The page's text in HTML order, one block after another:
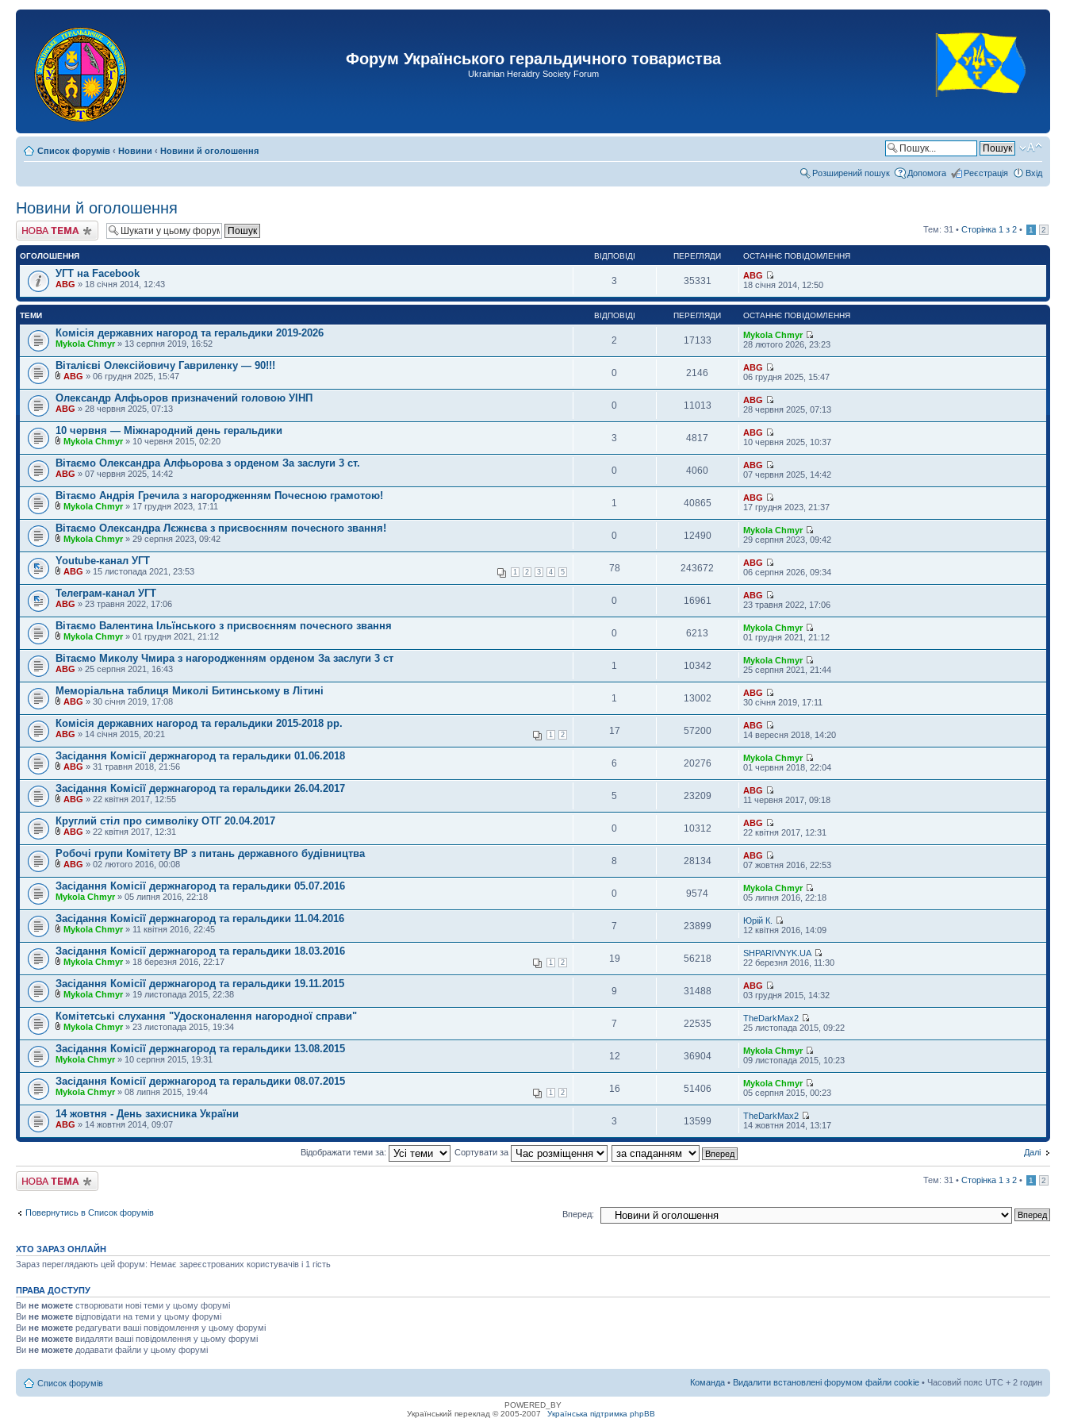
Форум Українського геральдичного товариства
Ukrainian Heraldry Society Forum
Список форумів ‹ Новини ‹ Новини й оголошення
Розширений пошук Допомога Реєстрація Вхід
Новини й оголошення
Створити нову тему Тем: 31 • Сторінка 1 з 2 • 1 2
ОГОЛОШЕННЯ ВІДПОВІДІ ПЕРЕГЛЯДИ ОСТАННЄ ПОВІДОМЛЕННЯ
УГТ на Facebook
ABG » 18 січня 2014, 12:43 3 35331
ABG
18 січня 2014, 12:50
ТЕМИ ВІДПОВІДІ ПЕРЕГЛЯДИ ОСТАННЄ ПОВІДОМЛЕННЯ
Комісія державних нагород та геральдики 2019-2026
Mykola Chmyr» 13 серпня 2019, 16:52 2 17133
Mykola Chmyr
28 лютого 2026, 23:23
Віталієві Олексійовичу Гавриленку — 90!!!
ABG » 06 грудня 2025, 15:47 0 2146
ABG
06 грудня 2025, 15:47
Олександр Алфьоров призначений головою УІНП
ABG » 28 червня 2025, 07:13 0 11013
ABG
28 червня 2025, 07:13
10 червня — Міжнародний день геральдики
Mykola Chmyr» 10 червня 2015, 02:20 3 4817
ABG
10 червня 2025, 10:37
Вітаємо Олександра Алфьорова з орденом За заслуги 3 ст.
ABG » 07 червня 2025, 14:42 0 4060
ABG
07 червня 2025, 14:42
Вітаємо Андрія Гречила з нагородженням Почесною грамотою!
Mykola Chmyr» 17 грудня 2023, 17:11 1 40865
ABG
17 грудня 2023, 21:37
Вітаємо Олександра Лєжнєва з присвоєнням почесного звання!
Mykola Chmyr» 29 серпня 2023, 09:42 0 12490
Mykola Chmyr
29 серпня 2023, 09:42
Youtube-канал УГТ
1 2 3 4 5
ABG » 15 листопада 2021, 23:53 78 243672
ABG
06 серпня 2026, 09:34
Телеграм-канал УГТ
ABG » 23 травня 2022, 17:06 0 16961
ABG
23 травня 2022, 17:06
Вітаємо Валентина Ільїнського з присвоєнням почесного звання
Mykola Chmyr» 01 грудня 2021, 21:12 0 6213
Mykola Chmyr
01 грудня 2021, 21:12
Вітаємо Миколу Чмира з нагородженням орденом За заслуги 3 ст
ABG » 25 серпня 2021, 16:43 1 10342
Mykola Chmyr
25 серпня 2021, 21:44
Меморіальна таблиця Миколі Битинському в Літині
ABG » 30 січня 2019, 17:08 1 13002
ABG
30 січня 2019, 17:11
Комісія державних нагород та геральдики 2015-2018 рр.
1 2
ABG » 14 січня 2015, 20:21 17 57200
ABG
14 вересня 2018, 14:20
Засідання Комісії держнагород та геральдики 01.06.2018
ABG » 31 травня 2018, 21:56 6 20276
Mykola Chmyr
01 червня 2018, 22:04
Засідання Комісії держнагород та геральдики 26.04.2017
ABG » 22 квітня 2017, 12:55 5 23209
ABG
11 червня 2017, 09:18
Круглий стіл про символіку ОТГ 20.04.2017
ABG » 22 квітня 2017, 12:31 0 10312
ABG
22 квітня 2017, 12:31
Робочі групи Комітету ВР з питань державного будівництва
ABG » 02 лютого 2016, 00:08 8 28134
ABG
07 жовтня 2016, 22:53
Засідання Комісії держнагород та геральдики 05.07.2016
Mykola Chmyr» 05 липня 2016, 22:18 0 9574
Mykola Chmyr
05 липня 2016, 22:18
Засідання Комісії держнагород та геральдики 11.04.2016
Mykola Chmyr» 11 квітня 2016, 22:45 7 23899
Юрій К.
12 квітня 2016, 14:09
Засідання Комісії держнагород та геральдики 18.03.2016
1 2
Mykola Chmyr» 18 березня 2016, 22:17 19 56218
SHPARIVNYK.UA
22 березня 2016, 11:30
Засідання Комісії держнагород та геральдики 19.11.2015
Mykola Chmyr» 19 листопада 2015, 22:38 9 31488
ABG
03 грудня 2015, 14:32
Комітетські слухання "Удосконалення нагородної справи"
Mykola Chmyr» 23 листопада 2015, 19:34 7 22535
TheDarkMax2
25 листопада 2015, 09:22
Засідання Комісії держнагород та геральдики 13.08.2015
Mykola Chmyr» 10 серпня 2015, 19:31 12 36904
Mykola Chmyr
09 листопада 2015, 10:23
Засідання Комісії держнагород та геральдики 08.07.2015
1 2
Mykola Chmyr» 08 липня 2015, 19:44 16 51406
Mykola Chmyr
05 серпня 2015, 00:23
14 жовтня - День захисника України
ABG » 14 жовтня 2014, 09:07 3 13599
TheDarkMax2
14 жовтня 2014, 13:17
Далі
Відображати теми за: Сортувати за
Створити нову тему Тем: 31 • Сторінка 1 з 2 • 1 2
Повернутись в Список форумів Вперед:
ХТО ЗАРАЗ ОНЛАЙН
Зараз переглядають цей форум: Немає зареєстрованих користувачів і 1 гість
ПРАВА ДОСТУПУ
Ви не можете створювати нові теми у цьому форумі
Ви не можете відповідати на теми у цьому форумі
Ви не можете редагувати ваші повідомлення у цьому форумі
Ви не можете видаляти ваші повідомлення у цьому форумі
Ви не можете додавати файли у цьому форумі
Список форумів Команда • Видалити встановлені форумом файли cookie • Часовий пояс UTC + 2 годин
POWERED_BY
Український переклад © 2005-2007
Українська підтримка phpBB